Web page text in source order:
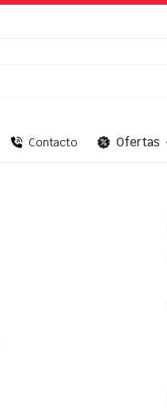
Contacto Ofertas